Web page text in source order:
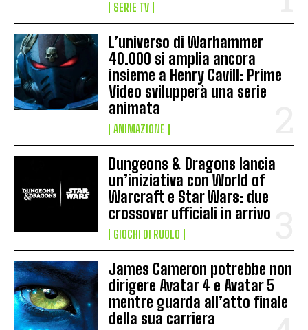
SERIE TV
L’universo di Warhammer
40.000 si amplia ancora
insieme a Henry Cavill: Prime
Video svilupperà una serie
animata
ANIMAZIONE
Dungeons & Dragons lancia
un’iniziativa con World of
Warcraft e Star Wars: due
crossover ufficiali in arrivo
GIOCHI DI RUOLO
James Cameron potrebbe non
dirigere Avatar 4 e Avatar 5
mentre guarda all’atto finale
della sua carriera